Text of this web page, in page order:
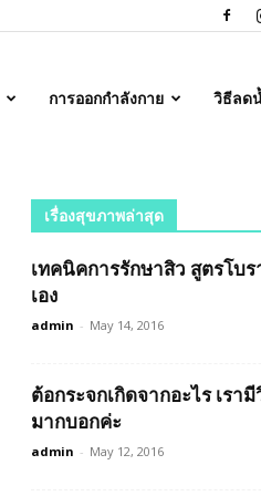
การออกกำลังกาย วิธีลด
เรื่องสุขภาพล่าสุด
เทคนิคการรักษาสิว สูตรโบ
เอง
admin - May 14, 2016
ต้อกระจกเกิดจากอะไร เรา
มากบอกค่ะ
admin - May 12, 2016